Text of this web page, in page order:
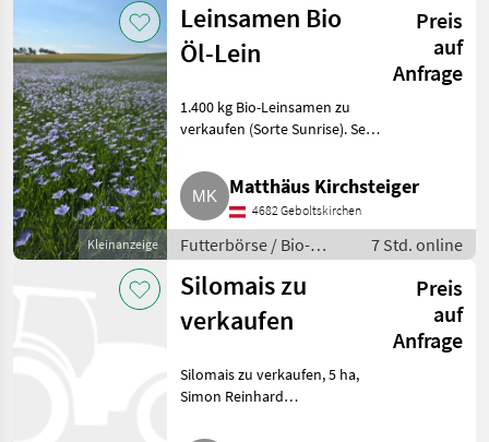
Kleinanzeige
Leinsamen Bio
Öl-Lein
Preis
auf
Anfrage
1.400 kg Bio-Leinsamen zu
verkaufen (Sorte Sunrise). Sehr
"günstige Witterung heuer".
Aktuell in Bigbags gelagert,
kann bei Bedarf gereinigt un
Matthäus Kirchsteiger
4682 Geboltskirchen
Futterbörse / Bio-
Futterbörse
7 Std. online
Silomais zu
verkaufen
Preis
auf
Anfrage
Silomais zu verkaufen, 5 ha,
Simon Reinhard